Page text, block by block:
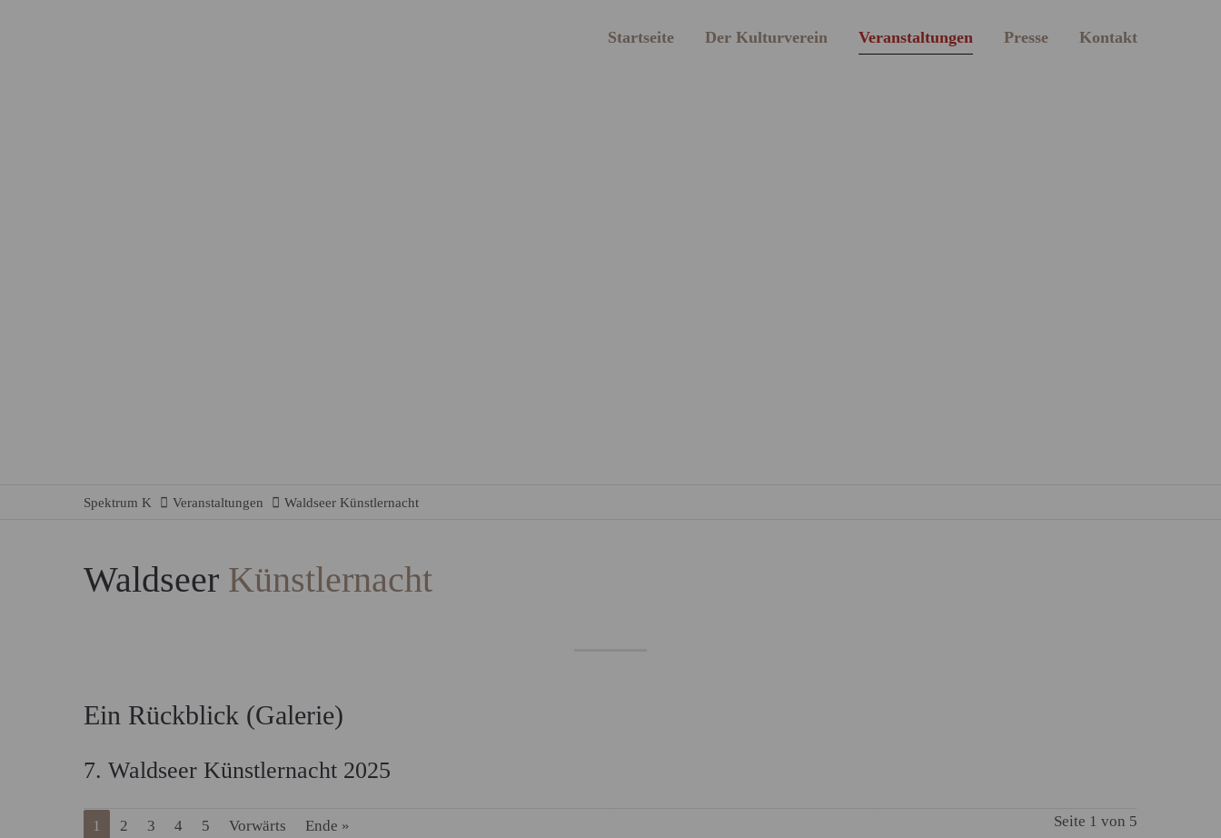
Startseite Der Kulturverein Veranstaltungen Presse Kontakt
Spektrum K Veranstaltungen Waldseer Künstlernacht
Waldseer Künstlernacht
Ein Rückblick (Galerie)
7. Waldseer Künstlernacht 2025
Seite 1 von 5
1 2 3 4 5 Vorwärts Ende »